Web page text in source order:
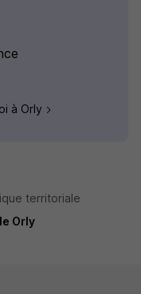
à Orly
territoriale
Orly